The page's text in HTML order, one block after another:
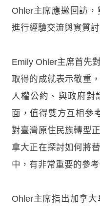
Ohler主席應邀回訪
進行經驗交流與實質討
Emily Ohler主席首先
取得的成就表示敬重
人權公約、與政府對
面，值得雙方互相參
對臺灣原住民族轉型
拿大正在探討如何將
中，有非常重要的參考
Ohler主席指出加拿